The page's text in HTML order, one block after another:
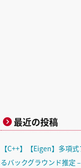
最近の投稿
【C++】【Eigen】多項
るバックグラウンド推定